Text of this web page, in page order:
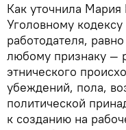
Как уточнила Мария
Уголовному
работодателя,
любому признаку —
этнического
убеждений, пола,
политической
к созданию на